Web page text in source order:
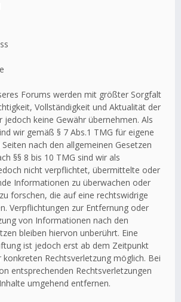
Forums werden mit größter Sorgfalt
Vollständigkeit und Aktualität der
jedoch keine Gewähr übernehmen. Als
wir gemäß § 7 Abs.1 TMG für eigene
nach den allgemeinen Gesetzen
§§ 8 bis 10 TMG sind wir als
nicht verpflichtet, übermittelte oder
Informationen zu überwachen oder
forschen, die auf eine rechtswidrige
Verpflichtungen zur Entfernung oder
von Informationen nach den
bleiben hiervon unberührt. Eine
ist jedoch erst ab dem Zeitpunkt
konkreten Rechtsverletzung möglich. Bei
entsprechenden Rechtsverletzungen
umgehend entfernen.